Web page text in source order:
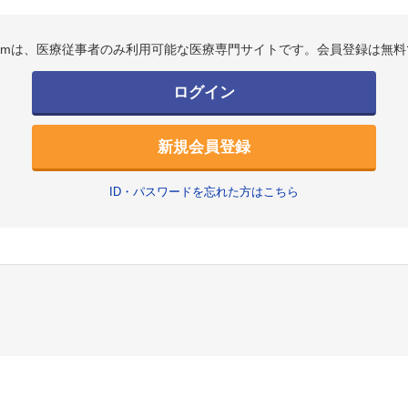
は、医療従事者のみ利用可能な医療専門サイトです。会員登録は無
ログイン
新規会員登録
ID・パスワードを忘れた方はこちら